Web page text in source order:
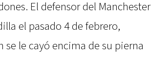
El defensor del Manchester
el pasado 4 de febrero,
le cayó encima de su pierna